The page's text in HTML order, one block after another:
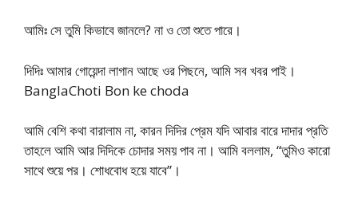
আমিঃ সে তুমি কিভাবে জানলে? না ও তো শুতে পারে।
দিদিঃ আমার গোয়েন্দা লাগান আছে ওর পিছনে, আমি সব খবর পাই।
BanglaChoti Bon ke choda
আমি বেশি কথা বারালাম না, কারন দিদির প্রেম যদি আবার বারে দাদার প্রতি
তাহলে আমি আর দিদিকে চোদার সময় পাব না। আমি বললাম, “তুমিও কারো
সাথে শুয়ে পর। শোধবোধ হয়ে যাবে”।